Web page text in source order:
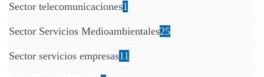
Sector telecomunicaciones1
Sector Servicios Medioambientales25
Sector servicios empresas11